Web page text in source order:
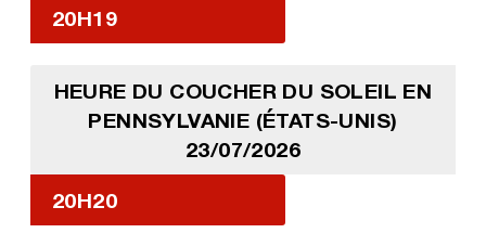
20H19
HEURE DU COUCHER DU SOLEIL EN
PENNSYLVANIE (ÉTATS-UNIS)
23/07/2026
20H20